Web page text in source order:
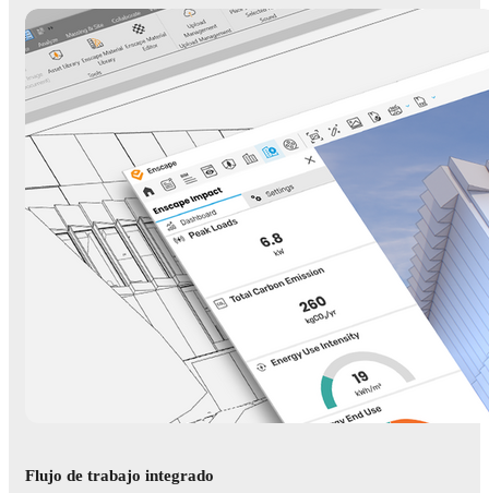
Flujo de trabajo integrado